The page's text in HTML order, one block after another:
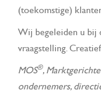
(toekomstige)
Wij begeleiden u bij
vraagstelling.
MOS®,
ondernemers,